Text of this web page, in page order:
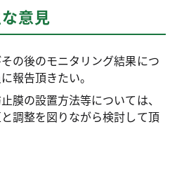
意見
の後のモニタリング結果につ
報告頂きたい。
膜の設置方法等については、
調整を図りながら検討して頂